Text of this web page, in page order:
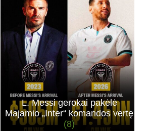
L. Messi gerokai pakėlė
Majamio „Inter“ komandos vertę
(8)